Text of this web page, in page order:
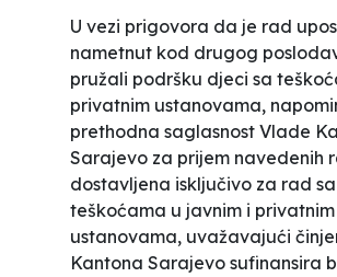
U vezi prigovora da je rad
nametnut kod drugog
pružali podršku djeci sa
privatnim ustanovama,
prethodna saglasnost Vlade
Sarajevo za prijem navedenih
dostavljena isključivo za rad
teškoćama u javnim i
ustanovama, uvažavajući
Kantona Sarajevo sufinansira